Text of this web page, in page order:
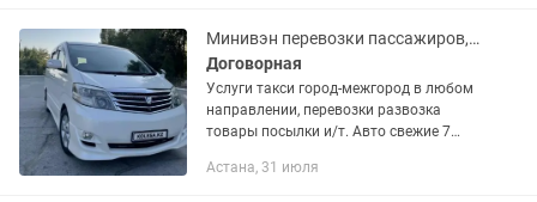
гос.органам...
Минивэн перевозки пассажиров, груз, развозка детей междугород такси,
Договорная
Услуги такси город-межгород в любом
направлении, перевозки развозка
товары посылки и/т. Авто свежие 7
кожные салон 2 зонный климат-
Астана, 31 июля